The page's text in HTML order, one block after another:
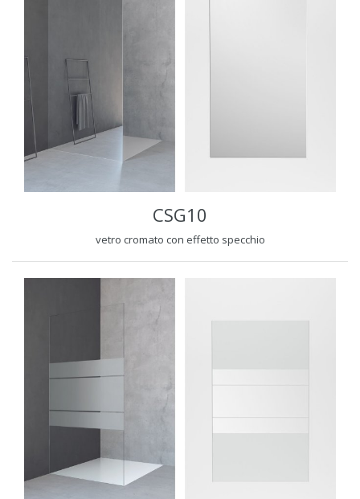
CSG10
vetro cromato con effetto specchio